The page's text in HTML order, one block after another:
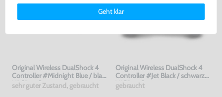
Original Wireless DualShock 4
Controller #Midnight Blue / blau
V2 [Sony]
sehr guter Zustand, gebraucht
Original Wireless DualShock 4
Controller #Jet Black / schwarz
V1 [Sony]
gebraucht
Deinen Rechten als Nutzer findest Du in unsererDaten­schutz­
Impressum.
Geht klar